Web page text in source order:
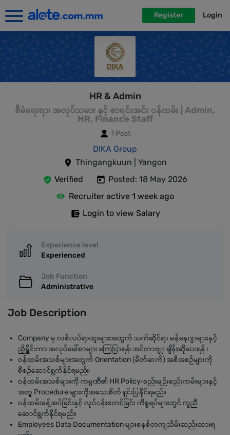
Register Login
HR & Admin
စီမံရေးရာ၊ အလုပ်သမား နှင့် စာရင်းအင်း ၀န်ထမ်း | Admin,
HR, Finance Staff
1 Post
DIKA Group
Thingangkuun | Yangon
Verified
Posted: 18 May 2026
Recruiter active 1 week ago
Login to view Salary
Experience level
Experienced
Job Function
Administrative
Job Description
Company မှ လစ်လပ်ရာထူးများအတွက် သက်ဆိုင်ရာ မန်နေဂျာများနှင့်
ညှိနှိူင်းကာ အလုပ်ခေါ်စာများ ကြေငြာရန်၊ အင်တာဗျူး ချိန်းဆိုပေးရန် ၊
ဝန်ထမ်းအသစ်များအတွက် Orientation (မိတ်ဆက်) အစီအစဉ်များကို
စီစဉ်ဆောင်ရွက်နိုင်ရမည်။
ဝန်ထမ်းအသစ်များကို ကုမ္ပဏီ၏ HR Policy၊ စည်းမျဉ်းစည်းကမ်းများနှင့်
အတူ Procedure များကိုအသေးစိတ် ရှင်းပြနိုင်ရမည်။
ဝန်ထမ်းခန့်အပ်ခြင်းနှင့် လုပ်ငန်းစတင်ခြင်း ကိစ္စရပ်များတွင် ကူညီ
ဆောင်ရွက်နိုင်ရမည်။
Employees Data Documentation များစနစ်တကျသိမ်းဆည်းထားရ